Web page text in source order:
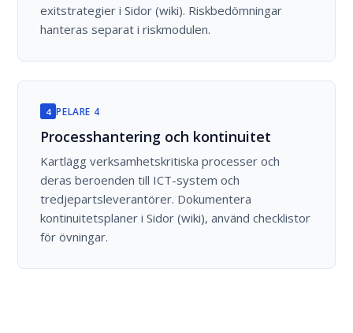
exitstrategier i Sidor (wiki). Riskbedömningar
hanteras separat i riskmodulen.
4 PELARE 4
Processhantering och kontinuitet
Kartlägg verksamhetskritiska processer och
deras beroenden till ICT-system och
tredjepartsleverantörer. Dokumentera
kontinuitetsplaner i Sidor (wiki), använd checklistor
för övningar.